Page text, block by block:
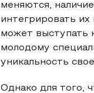
меняются,
интегрировать
может выступать
молодому
уникальность
Однако для того,